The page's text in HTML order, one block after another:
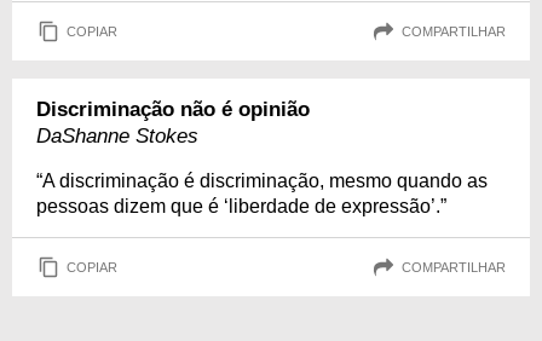
COPIAR COMPARTILHAR
Discriminação não é opinião
DaShanne Stokes
“A discriminação é discriminação, mesmo quando as
pessoas dizem que é ‘liberdade de expressão’.”
COPIAR COMPARTILHAR